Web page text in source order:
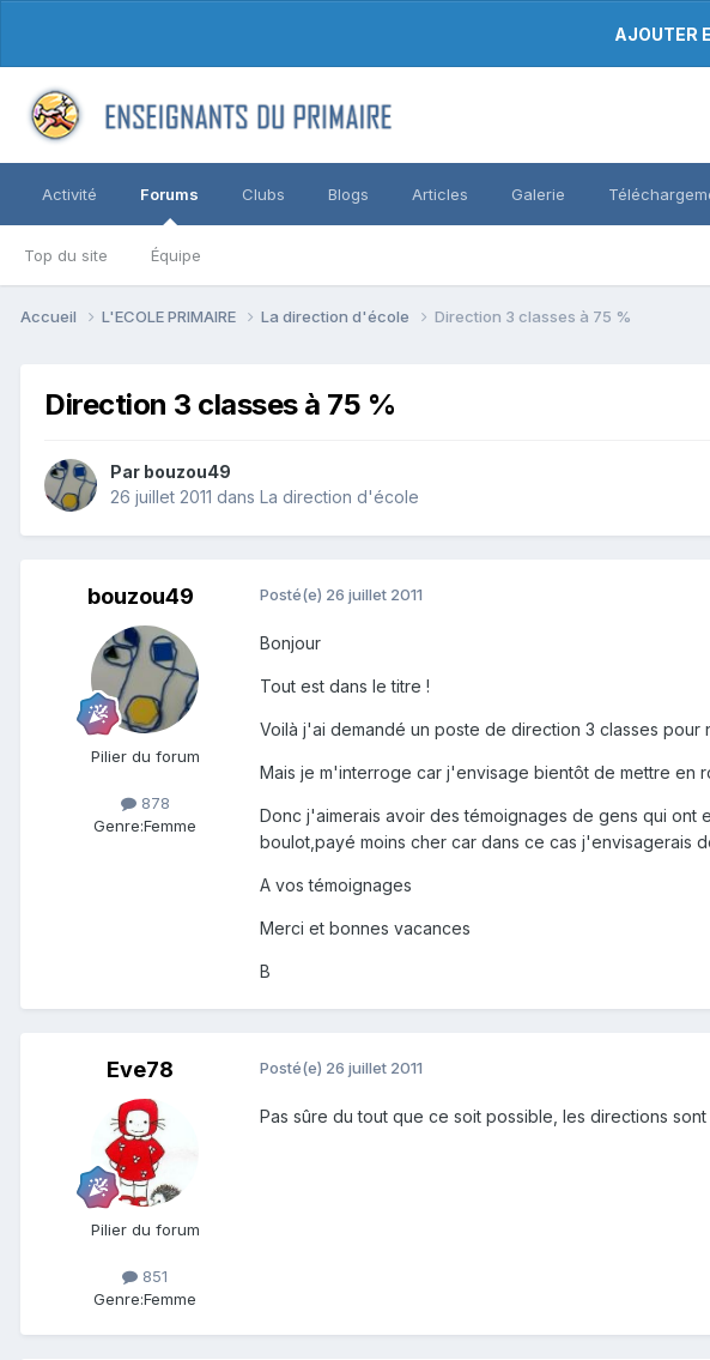
AJOUTER
Activité Forums
Top du site Équipe
Clubs Blogs Articles Galerie
Accueil L'ECOLE PRIMAIRE La direction d'école Direction 3 classes à 75 %
Direction 3 classes à 75 %
Par bouzou49
26 juillet 2011 dans La direction d'école
bouzou49
Pilier du forum
878
Genre:Femme
Posté(e) 26 juillet 2011
Bonjour
Tout est dans le titre !
Voilà j'ai demandé un poste de direction 3 classes
Mais je m'interroge car j'envisage bientôt de mettre en
Donc j'aimerais avoir des témoignages de gens qui
boulot,payé moins cher car dans ce cas j'envisagerais
A vos témoignages
Merci et bonnes vacances
B
Eve78
Pilier du forum
851
Genre:Femme
Posté(e) 26 juillet 2011
Pas sûre du tout que ce soit possible, les directions